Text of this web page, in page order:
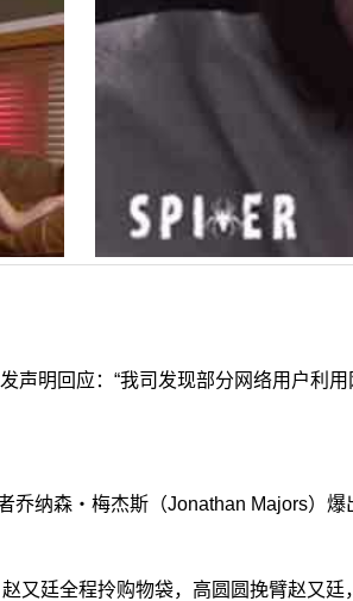
明回应：“我司发现部分网络用户利
纳森・梅杰斯（Jonathan Majors）
全程拎购物袋，高圆圆挽臂赵又廷